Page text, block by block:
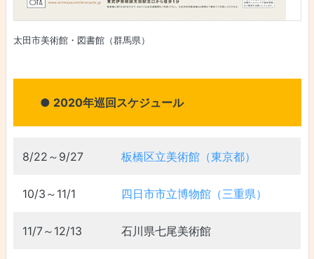
太田市美術館・図書館（群馬県）
● 2020年巡回スケジュール
8/22～9/27 板橋区立美術館（東京都）
10/3～11/1 四日市市立博物館（三重県）
11/7～12/13 石川県七尾美術館